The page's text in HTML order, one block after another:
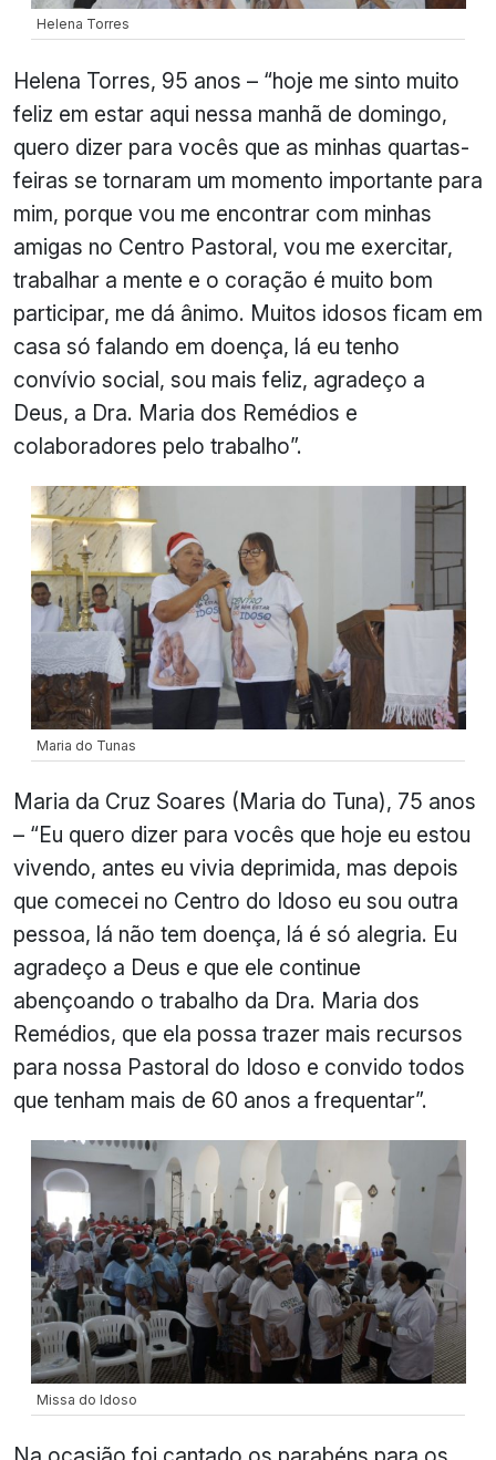
Helena Torres
Helena Torres, 95 anos – “hoje me sinto muito
feliz em estar aqui nessa manhã de domingo,
quero dizer para vocês que as minhas quartas-
feiras se tornaram um momento importante para
mim, porque vou me encontrar com minhas
amigas no Centro Pastoral, vou me exercitar,
trabalhar a mente e o coração é muito bom
participar, me dá ânimo. Muitos idosos ficam em
casa só falando em doença, lá eu tenho
convívio social, sou mais feliz, agradeço a
Deus, a Dra. Maria dos Remédios e
colaboradores pelo trabalho”.
Maria do Tunas
Maria da Cruz Soares (Maria do Tuna), 75 anos
– “Eu quero dizer para vocês que hoje eu estou
vivendo, antes eu vivia deprimida, mas depois
que comecei no Centro do Idoso eu sou outra
pessoa, lá não tem doença, lá é só alegria. Eu
agradeço a Deus e que ele continue
abençoando o trabalho da Dra. Maria dos
Remédios, que ela possa trazer mais recursos
para nossa Pastoral do Idoso e convido todos
que tenham mais de 60 anos a frequentar”.
Missa do Idoso